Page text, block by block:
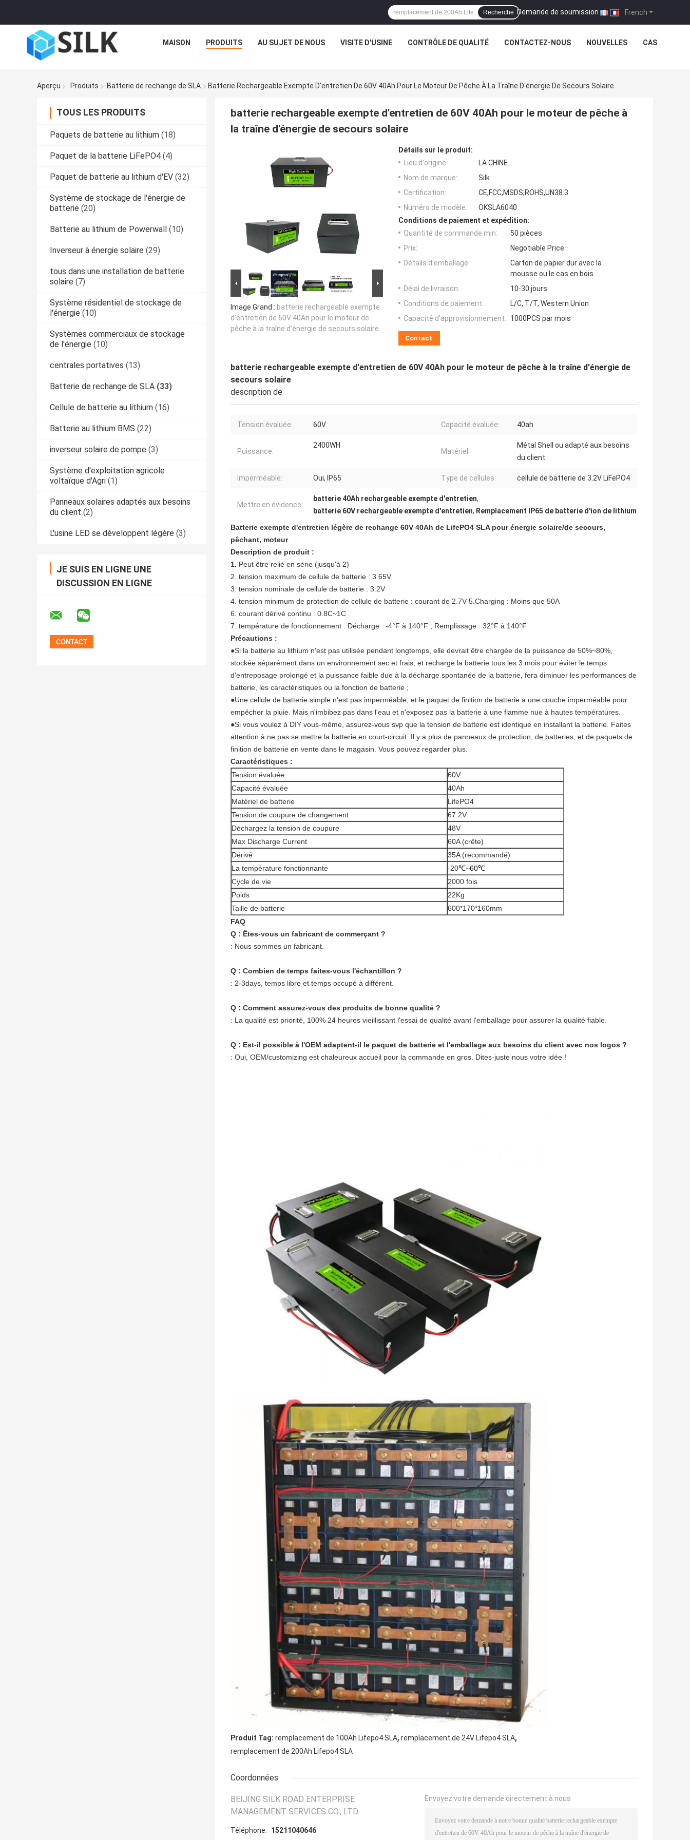
French
Demande de soumission |
Recherche
MAISON PRODUITS AU SUJET DE NOUS VISITE D'USINE CONTRÔLE DE QUALITÉ CONTACTEZ-NOUS NOUVELLES CAS
Aperçu Produits Batterie de rechange de SLA Batterie Rechargeable Exempte D'entretien De 60V 40Ah Pour Le Moteur De Pêche À La Traîne D'énergie De Secours Solaire
TOUS LES PRODUITS
Paquets de batterie au lithium (18)
Paquet de la batterie LiFePO4 (4)
Paquet de batterie au lithium d'EV (32)
Système de stockage de l'énergie de
batterie (20)
Batterie au lithium de Powerwall (10)
Inverseur à énergie solaire (29)
tous dans une installation de batterie
solaire (7)
Système résidentiel de stockage de
l'énergie (10)
Systèmes commerciaux de stockage
de l'énergie (10)
centrales portatives (13)
Batterie de rechange de SLA (33)
Cellule de batterie au lithium (16)
Batterie au lithium BMS (22)
inverseur solaire de pompe (3)
Système d'exploitation agricole
voltaïque d'Agri (1)
Panneaux solaires adaptés aux besoins
du client (2)
L'usine LED se développent légère (3)
JE SUIS EN LIGNE UNE
DISCUSSION EN LIGNE
batterie rechargeable exempte d'entretien de 60V 40Ah pour le moteur de pêche à
la traîne d'énergie de secours solaire
Image Grand : batterie rechargeable exempte
d'entretien de 60V 40Ah pour le moteur de
pêche à la traîne d'énergie de secours solaire
Détails sur le produit:
Lieu d'origine:
LA CHINE
Nom de marque:
Silk
Certification:
CE,FCC,MSDS,ROHS,UN38.3
Numéro de modèle:
OKSLA6040
Conditions de paiement et expédition:
Quantité de commande min:
50 pièces
Prix:
Negotiable Price
Détails d'emballage:
Carton de papier dur avec la
mousse ou le cas en bois
Délai de livraison:
10-30 jours
Conditions de paiement:
L/C, T/T, Western Union
Capacité d'approvisionnement:
1000PCS par mois
Contact
batterie rechargeable exempte d'entretien de 60V 40Ah pour le moteur de pêche à la traîne d'énergie de
secours solaire
description de
Tension évaluée: 60V Capacité évaluée: 40ah
Puissance:
2400WH
Matériel:
Métal Shell ou adapté aux besoins
du client
Imperméable: Oui, IP65 Type de cellules: cellule de batterie de 3.2V LiFePO4
Mettre en évidence:
batterie 40Ah rechargeable exempte d'entretien,
batterie 60V rechargeable exempte d'entretien, Remplacement IP65 de batterie d'ion de lithium
Batterie exempte d'entretien légère de rechange 60V 40Ah de LifePO4 SLA pour énergie solaire/de secours,
pêchant, moteur
Description de produit :
1. Peut être relié en série (jusqu'à 2)
2. tension maximum de cellule de batterie : 3.65V
3. tension nominale de cellule de batterie : 3.2V
4. tension minimum de protection de cellule de batterie : courant de 2.7V 5.Charging : Moins que 50A
6. courant dérivé continu : 0.8C~1C
7. température de fonctionnement : Décharge : -4°F à 140°F ; Remplissage : 32°F à 140°F
Précautions :
●Si la batterie au lithium n'est pas utilisée pendant longtemps, elle devrait être chargée de la puissance de 50%~80%,
stockée séparément dans un environnement sec et frais, et recharge la batterie tous les 3 mois pour éviter le temps
d'entreposage prolongé et la puissance faible due à la décharge spontanée de la batterie, fera diminuer les performances de
batterie, les caractéristiques ou la fonction de batterie ;
●Une cellule de batterie simple n'est pas imperméable, et le paquet de finition de batterie a une couche imperméable pour
empêcher la pluie. Mais n'imbibez pas dans l'eau et n'exposez pas la batterie à une flamme nue à hautes températures.
●Si vous voulez à DIY vous-même, assurez-vous svp que la tension de batterie est identique en installant la batterie. Faites
attention à ne pas se mettre la batterie en court-circuit. Il y a plus de panneaux de protection, de batteries, et de paquets de
finition de batterie en vente dans le magasin. Vous pouvez regarder plus.
Caractéristiques :
Tension évaluée
60V
Capacité évaluée
40Ah
Matériel de batterie
LifePO4
Tension de coupure de changement
67.2V
Déchargez la tension de coupure
48V
Max Discharge Current
60A (crête)
Dérivé
35A (recommandé)
La température fonctionnante
-20℃~60℃
Cycle de vie
2000 fois
Poids
22Kg
Taille de batterie
600*170*160mm
FAQ
Q : Êtes-vous un fabricant de commerçant ?
: Nous sommes un fabricant.
Q : Combien de temps faites-vous l'échantillon ?
: 2-3days, temps libre et temps occupé à différent.
Q : Comment assurez-vous des produits de bonne qualité ?
: La qualité est priorité, 100% 24 heures vieillissant l'essai de qualité avant l'emballage pour assurer la qualité fiable.
Q : Est-il possible à l'OEM adaptent-il le paquet de batterie et l'emballage aux besoins du client avec nos logos ?
: Oui, OEM/customizing est chaleureux accueil pour la commande en gros. Dites-juste nous votre idée !
Produit Tag: remplacement de 100Ah Lifepo4 SLA, remplacement de 24V Lifepo4 SLA,
remplacement de 200Ah Lifepo4 SLA
Coordonnées
BEIJING SILK ROAD ENTERPRISE
MANAGEMENT SERVICES CO., LTD.
Téléphone: 15211040646
Envoyez votre demande directement à nous